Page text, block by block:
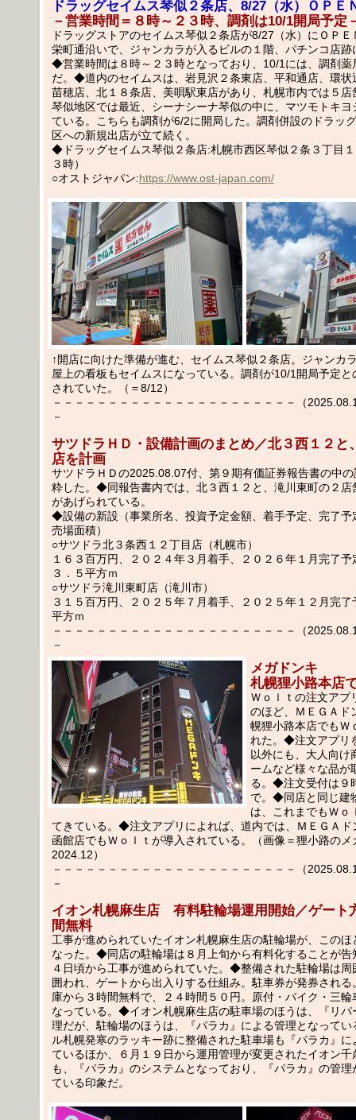
ドラッグセイムス琴似２条店、8/27（水）ＯＰＥ
－営業時間＝８時～２３時、調剤は10/1開局予定
ドラッグストアのセイムス琴似２条店が8/27（水）にＯＰ
栄町通沿いで、ジャンカラが入るビルの１階、パチンコ店跡
◆営業時間は８時～２３時となっており、10/1には、調剤薬
だ。◆道内のセイムスは、岩見沢２条東店、平和通店、環状
苗穂店、北１８条店、美唄駅東店があり、札幌市内では５
琴似地区では最近、シーナシーナ琴似の中に、マツモトキ
ている。こちらも調剤が6/2に開局した。調剤併設のドラッ
区への新規出店が立て続く。
◆ドラッグセイムス琴似２条店:札幌市西区琴似２条３丁目
３時）
○オストジャパン:https://www.ost-japan.com/
↑開店に向けた準備が進む、セイムス琴似２条店。ジャンカ
屋上の看板もセイムスになっている。調剤が10/1開局予定と
されていた。（＝8/12）
－－－－－－－－－－－－－－－－－－－－－－（
－
サツドラＨＤ・設備計画のまとめ／北３西１２と
店を計画
サツドラＨＤの2025.08.07付、第９期有価証券報告書の中
粋した。◆同報告書内では、北３西１２と、滝川東町の２店
があげられている。
◆設備の新設（事業所名、投資予定金額、着手予定、完了予
売場面積）
○サツドラ北３条西１２丁目店（札幌市）
１６３百万円、２０２４年３月着手、２０２６年１月完了予
３．５平方ｍ
○サツドラ滝川東町店（滝川市）
３１５百万円、２０２５年７月着手、２０２５年１２月完了
平方ｍ
－－－－－－－－－－－－－－－－－－－－－－（
－
メガドンキ
札幌狸小路本店
Ｗｏｌｔの注文アプ
のほど、ＭＥＧＡド
幌狸小路本店でもＷ
れた。◆注文アプリ
以外にも、大人向け
ームなど様々な品が
る。◆注文受付は９
で。◆同店と同じ建
は、これまでもＷｏ
てきている。◆注文アプリによれば、道内では、ＭＥＧＡド
函館店でもＷｏｌｔが導入されている。（画像＝狸小路のメ
2024.12）
－－－－－－－－－－－－－－－－－－－－－－（
－
イオン札幌麻生店 有料駐輪場運用開始／ゲート
間無料
工事が進められていたイオン札幌麻生店の駐輪場が、このほ
なった。◆同店の駐輪場は８月上旬から有料化することが告
４日頃から工事が進められていた。◆整備された駐輪場は周
囲われ、ゲートから出入りする仕組み。駐車券が発券され
庫から３時間無料で、２４時間５０円。原付・バイク・三輪
なっている。◆イオン札幌麻生店の駐車場のほうは、『リパ
理だが、駐輪場のほうは、『パラカ』による管理となってい
ル札幌発寒のラッキー跡に整備された駐車場も『パラカ』
ているほか、６月１９日から運用管理が変更されたイオン千
も、『パラカ』のシステムとなっており、『パラカ』の管
ている印象だ。